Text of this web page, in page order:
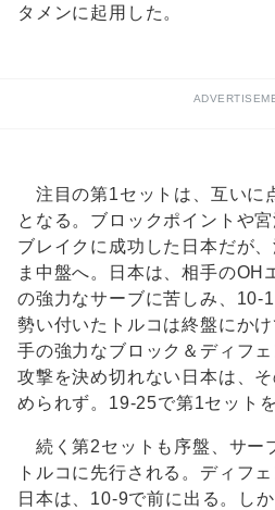
タメンに起用した。
注目の第1セットは、互いに
となる。ブロックポイントや
ブレイクに成功した日本だが
ま中盤へ。日本は、相手のOH
の強力なサーブに苦しみ、10-
勢い付いたトルコは終盤にか
手の強力なブロック＆ディフ
攻撃を決め切れない日本は、
められず。19-25で第1セットを
続く第2セットも序盤、サー
トルコに先行される。ディフ
日本は、10-9で前に出る。し